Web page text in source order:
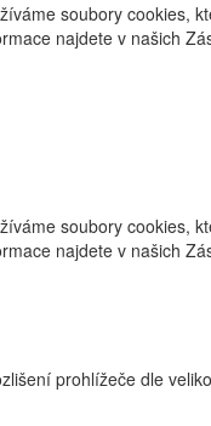
soubory cookies,
najdete v našich
soubory cookies,
najdete v našich
prohlížeče dle